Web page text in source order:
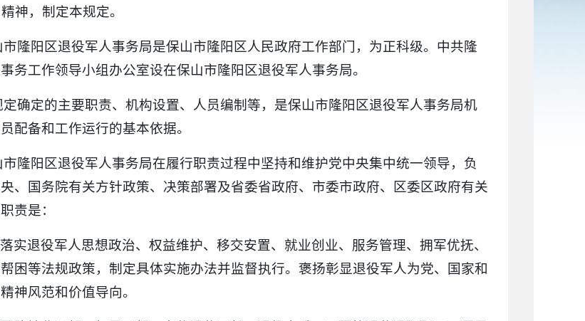
神，制定本规定。
隆阳区退役军人事务局是保山市隆阳区人民政府工作部门，为正科级。中共隆
务工作领导小组办公室设在保山市隆阳区退役军人事务局。
定确定的主要职责、机构设置、人员编制等，是保山市隆阳区退役军人事务局机
配备和工作运行的基本依据。
隆阳区退役军人事务局在履行职责过程中坚持和维护党中央集中统一领导，负
、国务院有关方针政策、决策部署及省委省政府、市委市政府、区委区政府有关
责是：
落实退役军人思想政治、权益维护、移交安置、就业创业、服务管理、拥军优抚、
困等法规政策，制定具体实施办法并监督执行。褒扬彰显退役军人为党、国家和
神风范和价值导向。